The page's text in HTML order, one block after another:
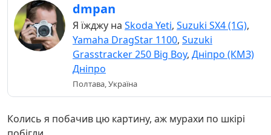
dmpan
Я їжджу на Skoda Yeti, Suzuki SX4 (1G),
Yamaha DragStar 1100, Suzuki
Grasstracker 250 Big Boy, Дніпро (КМЗ)
Дніпро
Полтава, Україна
Колись я побачив цю картину, аж мурахи по шкірі